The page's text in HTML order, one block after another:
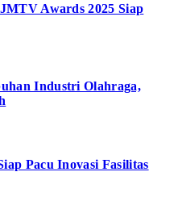
Awards 2025 Siap
Industri Olahraga,
Pacu Inovasi Fasilitas